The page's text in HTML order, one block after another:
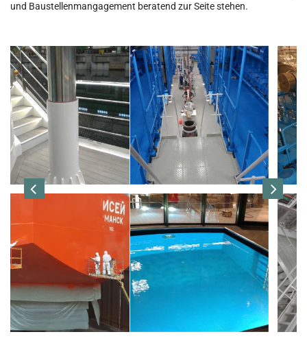
und Baustellenmangagement beratend zur Seite stehen.